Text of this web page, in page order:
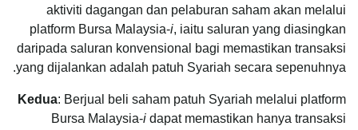
aktiviti dagangan dan pelaburan saham akan melalui
platform Bursa Malaysia-i, iaitu saluran yang diasingkan
daripada saluran konvensional bagi memastikan transaksi
yang dijalankan adalah patuh Syariah secara sepenuhnya.
Kedua: Berjual beli saham patuh Syariah melalui platform
Bursa Malaysia-i dapat memastikan hanya transaksi